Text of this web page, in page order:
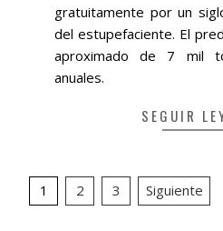
gratuitamente por un
del estupefaciente. El
aproximado de 7 mil
anuales.
SEGUIR
Paginación
1 2 3 Siguiente